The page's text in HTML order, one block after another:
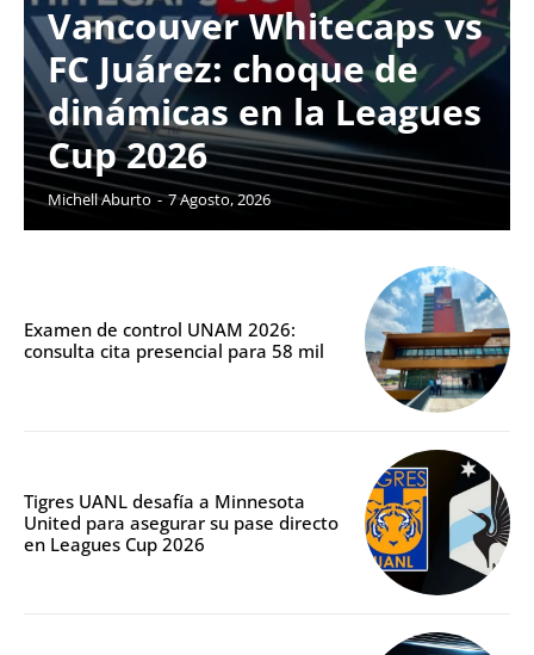
Vancouver Whitecaps vs
FC Juárez: choque de
dinámicas en la Leagues
Cup 2026
Michell Aburto - 7 Agosto, 2026
Examen de control UNAM 2026:
consulta cita presencial para 58 mil
Tigres UANL desafía a Minnesota
United para asegurar su pase directo
en Leagues Cup 2026